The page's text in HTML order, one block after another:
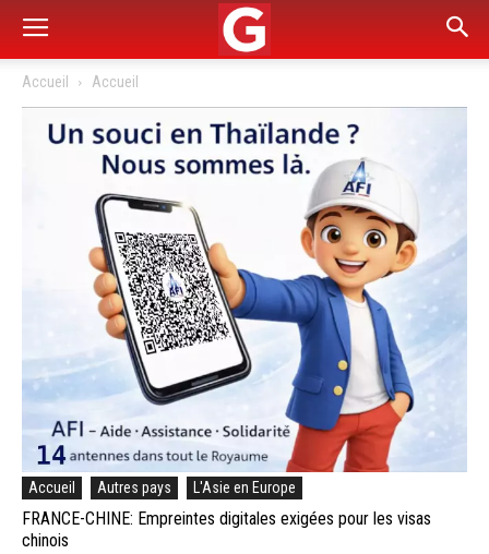
Accueil Accueil
Accueil Autres pays L'Asie en Europe
FRANCE-CHINE: Empreintes digitales exigées pour les visas
chinois